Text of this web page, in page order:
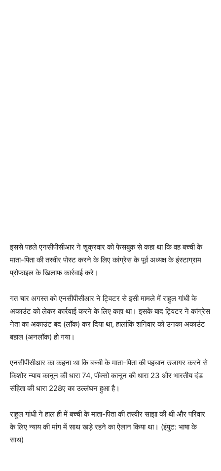
इससे पहले एनसीपीसीआर ने शुक्रवार को फेसबुक से कहा था कि वह बच्ची के
माता-पिता की तस्वीर पोस्ट करने के लिए कांग्रेस के पूर्व अध्यक्ष के इंस्टाग्राम
प्रोफाइल के खिलाफ कार्रवाई करे।
गत चार अगस्त को एनसीपीसीआर ने ट्विटर से इसी मामले में राहुल गांधी के
अकाउंट को लेकर कार्रवाई करने के लिए कहा था। इसके बाद ट्विटर ने कांग्रेस
नेता का अकाउंट बंद (लॉक) कर दिया था, हालांकि शनिवार को उनका अकाउंट
बहाल (अनलॉक) हो गया।
एनसीपीसीआर का कहना था कि बच्ची के माता-पिता की पहचान उजागर करने से
किशोर न्याय कानून की धारा 74, पॉक्सो कानून की धारा 23 और भारतीय दंड
संहिता की धारा 228ए का उल्लंघन हुआ है।
राहुल गांधी ने हाल ही में बच्ची के माता-पिता की तस्वीर साझा की थी और परिवार
के लिए न्याय की मांग में साथ खड़े रहने का ऐलान किया था। (इंपुट: भाषा के
साथ)